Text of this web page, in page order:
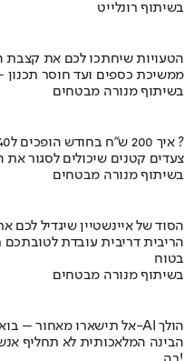
בשיתוף רונלייט
הטעויות שיחתכו לכם את קצבת
ממשיכת כספים ועד חוסר
בשיתוף מנורה מבטחים
איך 200 ש"ח בחודש הופכים ל140 אלף ?
צעדים קטנים שיכולים לסגור את
בשיתוף מנורה מבטחים
הסוד של איינשטיין שיגדיל לכם
הריבית דריבית עובדת
בטוח
בשיתוף מנורה מבטחים
אל תישארו מאחור – בואו לגלות לאן ה-AI הולך
הבינה המלאכותית לא תחליף